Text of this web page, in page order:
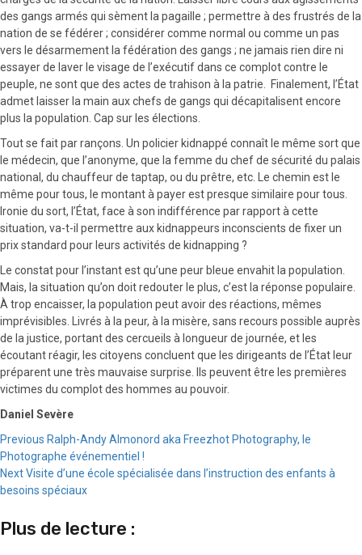
des gangs armés qui sèment la pagaille ; permettre à des frustrés de la
nation de se fédérer ; considérer comme normal ou comme un pas
vers le désarmement la fédération des gangs ; ne jamais rien dire ni
essayer de laver le visage de l’exécutif dans ce complot contre le
peuple, ne sont que des actes de trahison à la patrie. Finalement, l’État
admet laisser la main aux chefs de gangs qui décapitalisent encore
plus la population. Cap sur les élections.
Tout se fait par rançons. Un policier kidnappé connaît le même sort que
le médecin, que l’anonyme, que la femme du chef de sécurité du palais
national, du chauffeur de taptap, ou du prêtre, etc. Le chemin est le
même pour tous, le montant à payer est presque similaire pour tous.
Ironie du sort, l’État, face à son indifférence par rapport à cette
situation, va-t-il permettre aux kidnappeurs inconscients de fixer un
prix standard pour leurs activités de kidnapping ?
Le constat pour l’instant est qu’une peur bleue envahit la population.
Mais, la situation qu’on doit redouter le plus, c’est la réponse populaire.
À trop encaisser, la population peut avoir des réactions, mêmes
imprévisibles. Livrés à la peur, à la misère, sans recours possible auprès
de la justice, portant des cercueils à longueur de journée, et les
écoutant réagir, les citoyens concluent que les dirigeants de l’État leur
préparent une très mauvaise surprise. Ils peuvent être les premières
victimes du complot des hommes au pouvoir.
Daniel Sevère
Continue
Reading
Previous Ralph-Andy Almonord aka Freezhot Photography, le
Photographe événementiel !
NextVisite d’une école spécialisée dans l’instruction des enfants à
besoins spéciaux
Plus de lecture :